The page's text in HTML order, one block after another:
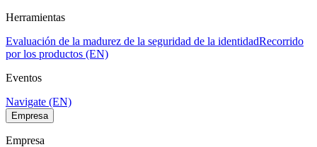
Herramientas
Evaluación de la madurez de la seguridad de la identidadRecorrido
por los productos (EN)
Eventos
Navigate (EN)
Empresa
Empresa